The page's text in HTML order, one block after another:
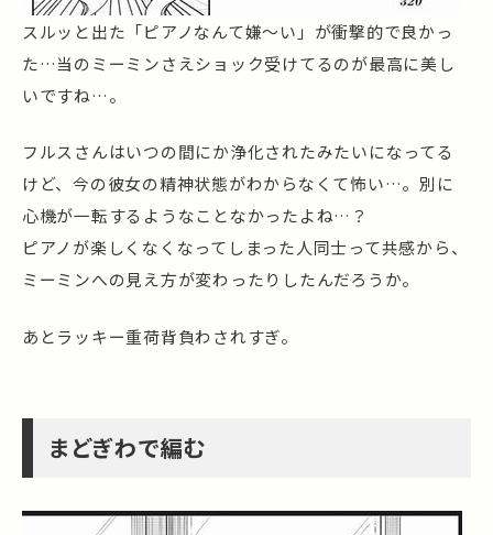
スルッと出た「ピアノなんて嫌～い」が衝撃的で良かっ
た…当のミーミンさえショック受けてるのが最高に美し
いですね…。
フルスさんはいつの間にか浄化されたみたいになってる
けど、今の彼女の精神状態がわからなくて怖い…。別に
心機が一転するようなことなかったよね…？
ピアノが楽しくなくなってしまった人同士って共感から、
ミーミンへの見え方が変わったりしたんだろうか。
あとラッキー重荷背負わされすぎ。
まどぎわで編む